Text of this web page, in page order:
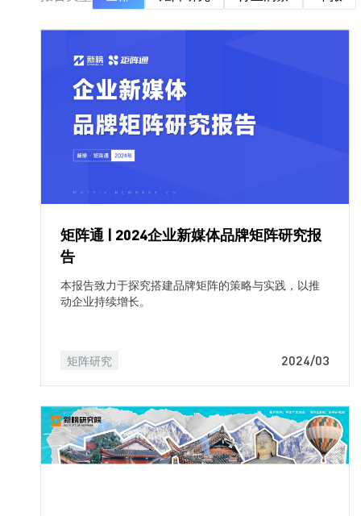
矩阵通 | 2024企业新媒体品牌矩阵研究报
告
本报告致力于探究搭建品牌矩阵的策略与实践，以推
动企业持续增长。
矩阵研究 2024/03